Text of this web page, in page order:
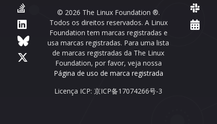
© 2026 The Linux Foundation ®.
Todos os direitos reservados. A Linux
Foundation tem marcas registradas e
usa marcas registradas. Para uma lista
de marcas registradas da The Linux
Foundation, por favor, veja nossa
Página de uso de marca registrada
Licença ICP: 京ICP备17074266号-3